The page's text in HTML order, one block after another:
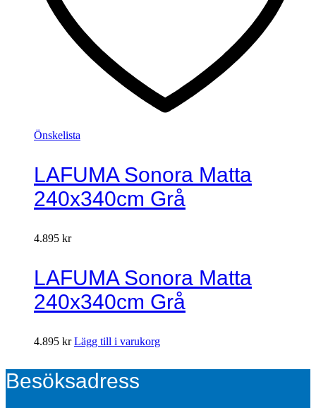
Önskelista
LAFUMA Sonora Matta
240x340cm Grå
4.895 kr
LAFUMA Sonora Matta
240x340cm Grå
4.895 kr Lägg till i varukorg
Besöksadress